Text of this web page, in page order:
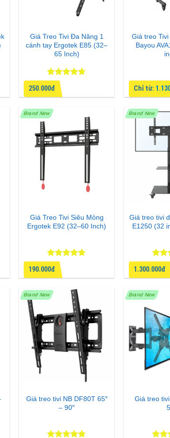
Giá Treo Tivi Đa Năng 1
cánh tay Ergotek E85 (32–
65 Inch)
Được xếp
hạng
5 sao
250.000đ
Giá treo
Bayou
Chỉ từ:
Brand New
Giá Treo Tivi Siêu Mỏng
Ergotek E92 (32–60 Inch)
Được xếp
hạng
5 sao
190.000đ
Brand New
Giá treo tivi
E1250 (32
Được
5 sao
1.300.000đ
Brand New
Giá treo tivi NB DF80T 65″
– 90″
Brand New
Giá treo